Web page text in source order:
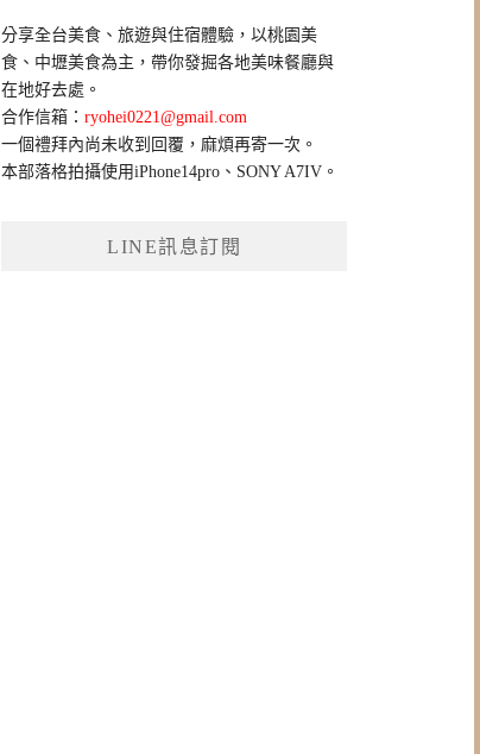
鍵
字:
分享全台美食、旅遊與住宿體驗，以桃園美
食、中壢美食為主，帶你發掘各地美味餐廳與
在地好去處。
合作信箱：ryohei0221@gmail.com
一個禮拜內尚未收到回覆，麻煩再寄一次。
本部落格拍攝使用iPhone14pro、SONY A7IV。
LINE訊息訂閱